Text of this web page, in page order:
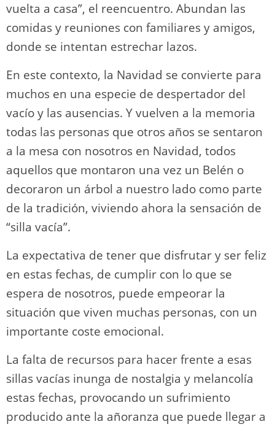
vuelta a casa”, el reencuentro. Abundan las
comidas y reuniones con familiares y amigos,
donde se intentan estrechar lazos.
En este contexto, la Navidad se convierte para
muchos en una especie de despertador del
vacío y las ausencias. Y vuelven a la memoria
todas las personas que otros años se sentaron
a la mesa con nosotros en Navidad, todos
aquellos que montaron una vez un Belén o
decoraron un árbol a nuestro lado como parte
de la tradición, viviendo ahora la sensación de
“silla vacía”.
La expectativa de tener que disfrutar y ser feliz
en estas fechas, de cumplir con lo que se
espera de nosotros, puede empeorar la
situación que viven muchas personas, con un
importante coste emocional.
La falta de recursos para hacer frente a esas
sillas vacías inunga de nostalgia y melancolía
estas fechas, provocando un sufrimiento
producido ante la añoranza que puede llegar a